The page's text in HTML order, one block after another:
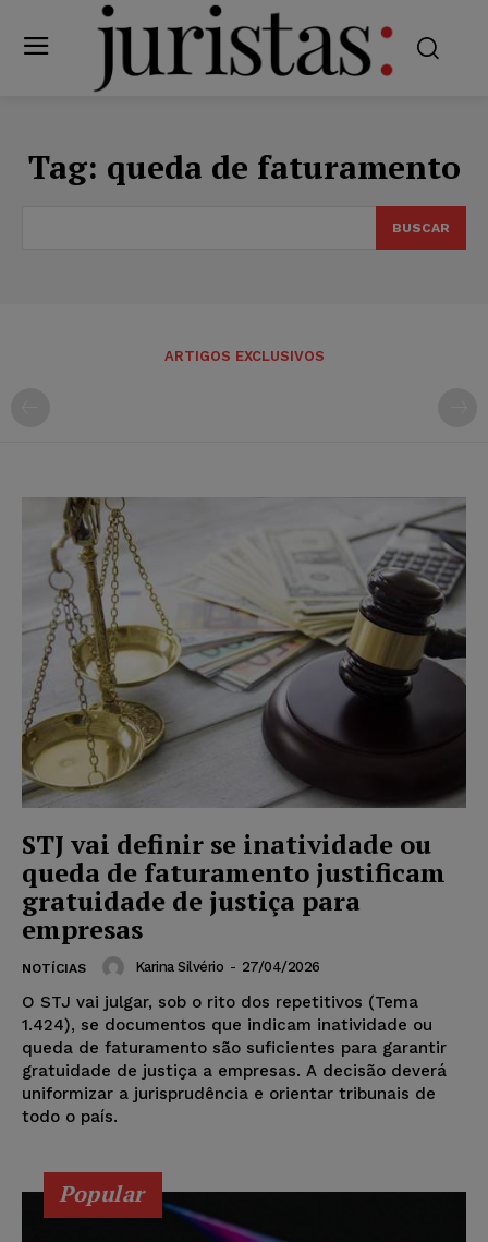
Tag: queda de faturamento
BUSCAR
ARTIGOS EXCLUSIVOS
STJ vai definir se inatividade ou
queda de faturamento justificam
gratuidade de justiça para
empresas
NOTÍCIAS Karina Silvério - 27/04/2026
O STJ vai julgar, sob o rito dos repetitivos (Tema
1.424), se documentos que indicam inatividade ou
queda de faturamento são suficientes para garantir
gratuidade de justiça a empresas. A decisão deverá
uniformizar a jurisprudência e orientar tribunais de
todo o país.
Popular